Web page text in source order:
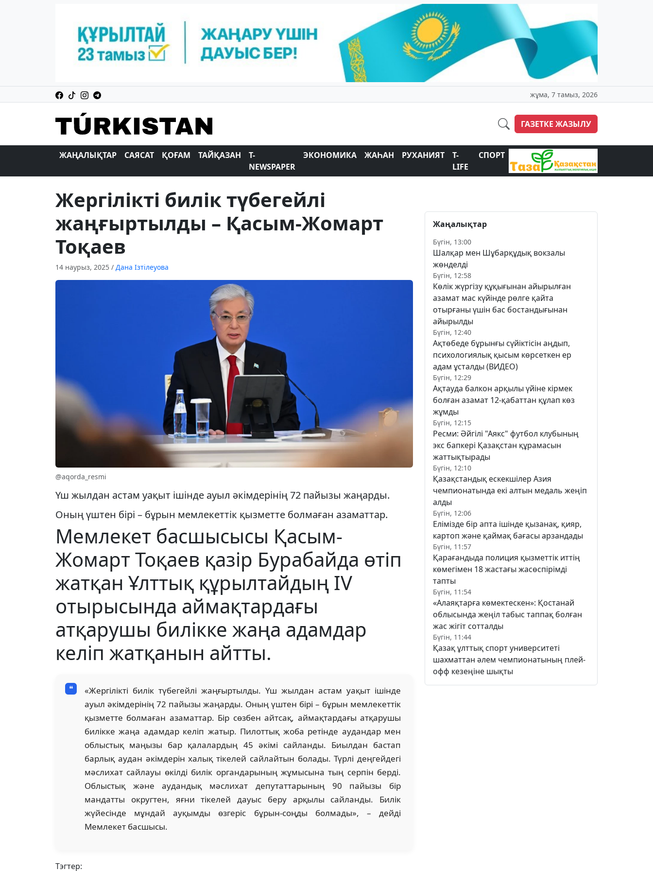
жұма, 7 тамыз, 2026
ГАЗЕТКЕ ЖАЗЫЛУ
ЖАҢАЛЫҚТАР САЯСАТ ҚОҒАМ ТАЙҚАЗАН
T-
NEWSPAPER
ЭКОНОМИКА ЖАҺАН РУХАНИЯТ
T-
LIFE
СПОРТ
Жергілікті билік түбегейлі
жаңғыртылды – Қасым-Жомарт
Тоқаев
14 наурыз, 2025 / Дана Ізтілеуова
@aqorda_resmi
Үш жылдан астам уақыт ішінде ауыл әкімдерінің 72 пайызы жаңарды.
Оның үштен бірі – бұрын мемлекеттік қызметте болмаған азаматтар.
Мемлекет басшысысы Қасым-
Жомарт Тоқаев қазір Бурабайда өтіп
жатқан Ұлттық құрылтайдың IV
отырысында аймақтардағы
атқарушы билікке жаңа адамдар
келіп жатқанын айтты.
«Жергілікті билік түбегейлі жаңғыртылды. Үш жылдан астам уақыт ішінде
ауыл әкімдерінің 72 пайызы жаңарды. Оның үштен бірі – бұрын мемлекеттік
қызметте болмаған азаматтар. Бір сөзбен айтсақ, аймақтардағы атқарушы
билікке жаңа адамдар келіп жатыр. Пилоттық жоба ретінде аудандар мен
облыстық маңызы бар қалалардың 45 әкімі сайланды. Биылдан бастап
барлық аудан әкімдерін халық тікелей сайлайтын болады. Түрлі деңгейдегі
мәслихат сайлауы өкілді билік органдарының жұмысына тың серпін берді.
Облыстық және аудандық мәслихат депутаттарының 90 пайызы бір
мандатты округтен, яғни тікелей дауыс беру арқылы сайланды. Билік
жүйесінде мұндай ауқымды өзгеріс бұрын-соңды болмады», – дейді
Мемлекет басшысы.
Тэгтер:
Жаңалықтар
Бүгін, 13:00
Шалқар мен Шұбарқұдық вокзалы
жөнделді
Бүгін, 12:58
Көлік жүргізу құқығынан айырылған
азамат мас күйінде рөлге қайта
отырғаны үшін бас бостандығынан
айырылды
Бүгін, 12:40
Ақтөбеде бұрынғы сүйіктісін аңдып,
психологиялық қысым көрсеткен ер
адам ұсталды (ВИДЕО)
Бүгін, 12:29
Ақтауда балкон арқылы үйіне кірмек
болған азамат 12-қабаттан құлап көз
жұмды
Бүгін, 12:15
Ресми: Әйгілі "Аякс" футбол клубының
экс бапкері Қазақстан құрамасын
жаттықтырады
Бүгін, 12:10
Қазақстандық ескекшілер Азия
чемпионатында екі алтын медаль жеңіп
алды
Бүгін, 12:06
Елімізде бір апта ішінде қызанақ, қияр,
картоп және қаймақ бағасы арзандады
Бүгін, 11:57
Қарағандыда полиция қызметтік иттің
көмегімен 18 жастағы жасөспірімді
тапты
Бүгін, 11:54
«Алаяқтарға көмектескен»: Қостанай
облысында жеңіл табыс таппақ болған
жас жігіт сотталды
Бүгін, 11:44
Қазақ ұлттық спорт университеті
шахматтан әлем чемпионатының плей-
офф кезеңіне шықты